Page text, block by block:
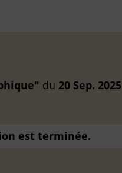
du 20 Sep. 2025
est terminée.